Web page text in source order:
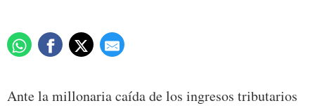
Ante la millonaria caída de los ingresos tributarios